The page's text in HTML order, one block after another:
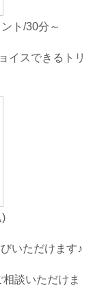
ト/30分～
イスできるトリ
いただけます♪
談いただけま